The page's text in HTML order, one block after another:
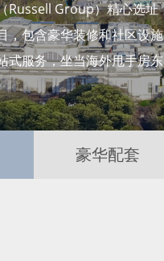
Russell Group）精心选址
，包含豪华装修和社区设施
式服务，坐当海外甩手房东
豪华配套